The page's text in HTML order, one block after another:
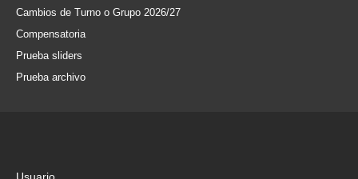
Cambios de Turno o Grupo 2026/27
Compensatoria
Prueba sliders
Prueba archivo